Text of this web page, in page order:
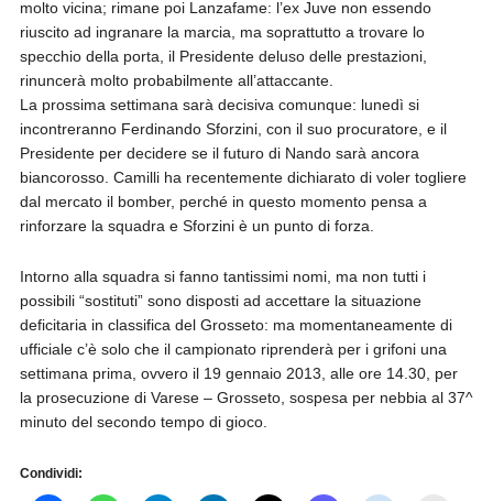
molto vicina; rimane poi Lanzafame: l’ex Juve non essendo
riuscito ad ingranare la marcia, ma soprattutto a trovare lo
specchio della porta, il Presidente deluso delle prestazioni,
rinuncerà molto probabilmente all’attaccante.
La prossima settimana sarà decisiva comunque: lunedì si
incontreranno Ferdinando Sforzini, con il suo procuratore, e il
Presidente per decidere se il futuro di Nando sarà ancora
biancorosso. Camilli ha recentemente dichiarato di voler togliere
dal mercato il bomber, perché in questo momento pensa a
rinforzare la squadra e Sforzini è un punto di forza.
Intorno alla squadra si fanno tantissimi nomi, ma non tutti i
possibili “sostituti” sono disposti ad accettare la situazione
deficitaria in classifica del Grosseto: ma momentaneamente di
ufficiale c’è solo che il campionato riprenderà per i grifoni una
settimana prima, ovvero il 19 gennaio 2013, alle ore 14.30, per
la prosecuzione di Varese – Grosseto, sospesa per nebbia al 37^
minuto del secondo tempo di gioco.
Condividi: